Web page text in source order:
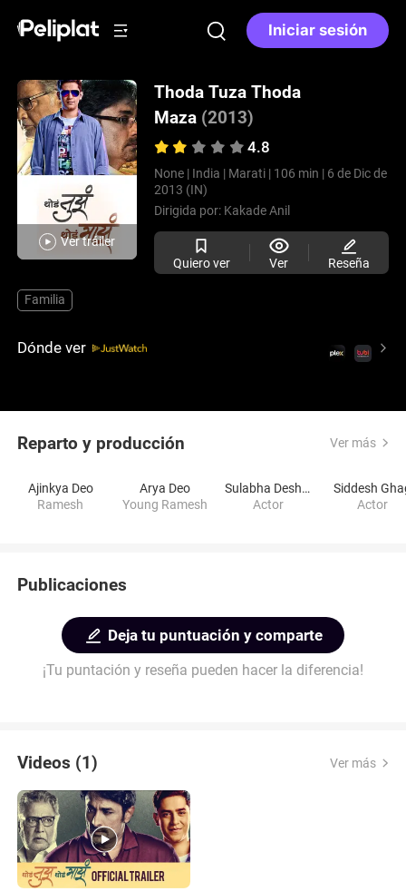
Iniciar sesión
Ver tráiler
Thoda Tuza Thoda
Maza (2013)
4.8
None | India | Marati | 106 min | 6 de Dic de
2013 (IN)
Dirigida por: Kakade Anil
Quiero ver Ver Reseña
Familia
Dónde ver
Reparto y producción Ver más
Ajinkya Deo
Ramesh
Arya Deo
Young Ramesh
Sulabha Deshpande
Actor
Siddesh
Actor
Publicaciones
Deja tu puntuación y comparte
¡Tu puntación y reseña pueden hacer la diferencia!
Videos (1) Ver más